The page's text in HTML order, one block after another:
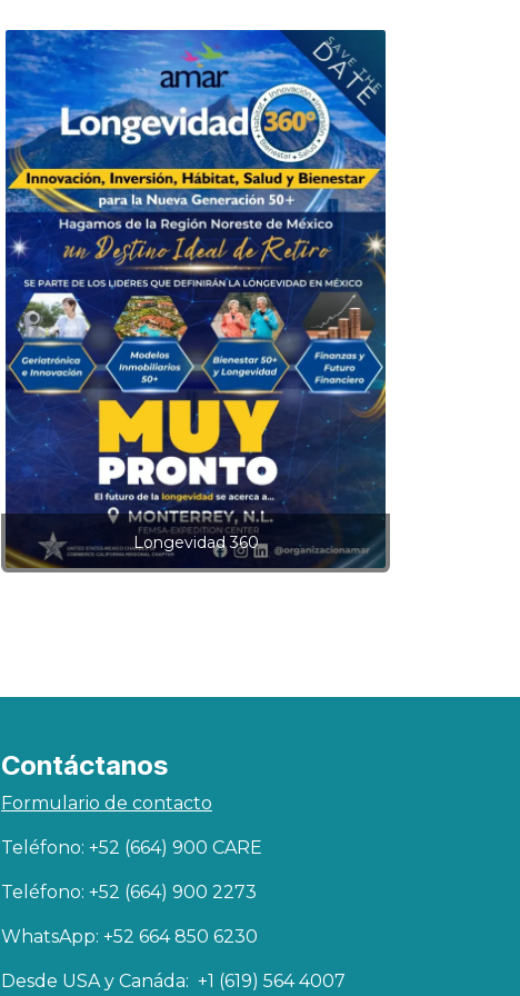
Longevidad 360
Contáctanos
Formulario de contacto
Teléfono: +52 (664) 900 CARE
Teléfono: +52 (664) 900 2273
WhatsApp: +52 664 850 6230
Desde USA y Canáda: +1 (619) 564 4007